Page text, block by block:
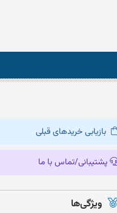
بازیابی خریدهای قبلی
پشتیبانی/تماس با ما
ویژگی‌ها